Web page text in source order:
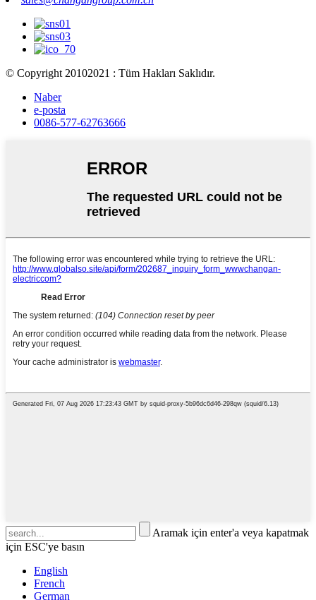
© Copyright 20102021 : Tüm Hakları Saklıdır.
Naber
e-posta
0086-577-62763666
Aramak için enter'a veya kapatmak
için ESC'ye basın
English
French
German